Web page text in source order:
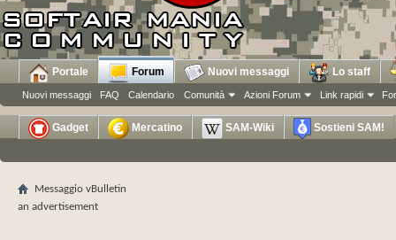
Portale Forum
Nuovi messaggi FAQ Calendario Comunità Azioni Forum Link rapidi
Nuovi messaggi Lo staff
Gadget Mercatino SAM-Wiki Sostieni SAM!
Messaggio vBulletin
an advertisement